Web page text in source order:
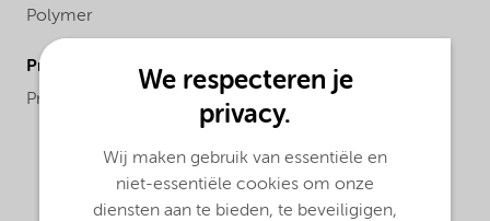
Polymer
ProductChemicalsName
Preparation/Chemical mixture
We respecteren je
privacy.
Wij maken gebruik van essentiële en
niet-essentiële cookies om onze
diensten aan te bieden, te beveiligigen,